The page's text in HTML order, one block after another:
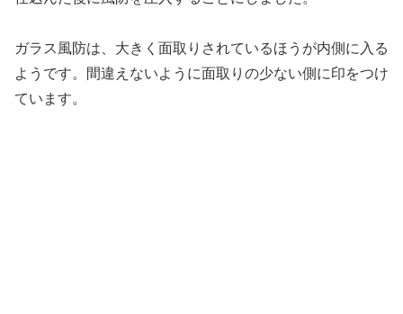
ガラス風防は、大きく面取りされているほうが内側に入る
ようです。間違えないように面取りの少ない側に印をつけ
ています。